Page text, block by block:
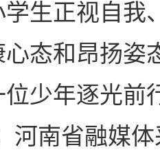
生正视自我
态和昂扬姿
少年逐光前
河南省融媒